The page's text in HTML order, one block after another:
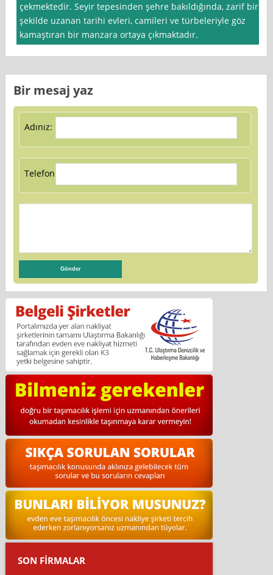
çekmektedir. Seyir tepesinden şehre bakıldığında, zarif bir
şekilde uzanan tarihi evleri, camileri ve türbeleriyle göz
kamaştıran bir manzara ortaya çıkmaktadır.
Bir mesaj yaz
Adınız:
Telefon:
SON FİRMALAR